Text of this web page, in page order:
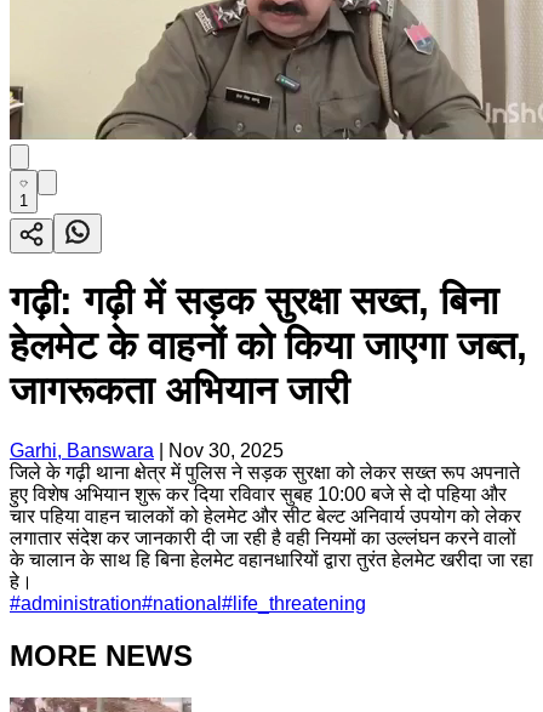
1
गढ़ी: गढ़ी में सड़क सुरक्षा सख्त, बिना
हेलमेट के वाहनों को किया जाएगा जब्त,
जागरूकता अभियान जारी
Garhi, Banswara
Nov 30, 2025
जिले के गढ़ी थाना क्षेत्र में पुलिस ने सड़क सुरक्षा को लेकर सख्त रूप अपनाते
हुए विशेष अभियान शुरू कर दिया रविवार सुबह 10:00 बजे से दो पहिया और
चार पहिया वाहन चालकों को हेलमेट और सीट बेल्ट अनिवार्य उपयोग को लेकर
लगातार संदेश कर जानकारी दी जा रही है वही नियमों का उल्लंघन करने वालों
के चालान के साथ हि बिना हेलमेट वहानधारियों द्वारा तुरंत हेलमेट खरीदा जा रहा
हे।
#administration#national # life_threatening
MORE NEWS